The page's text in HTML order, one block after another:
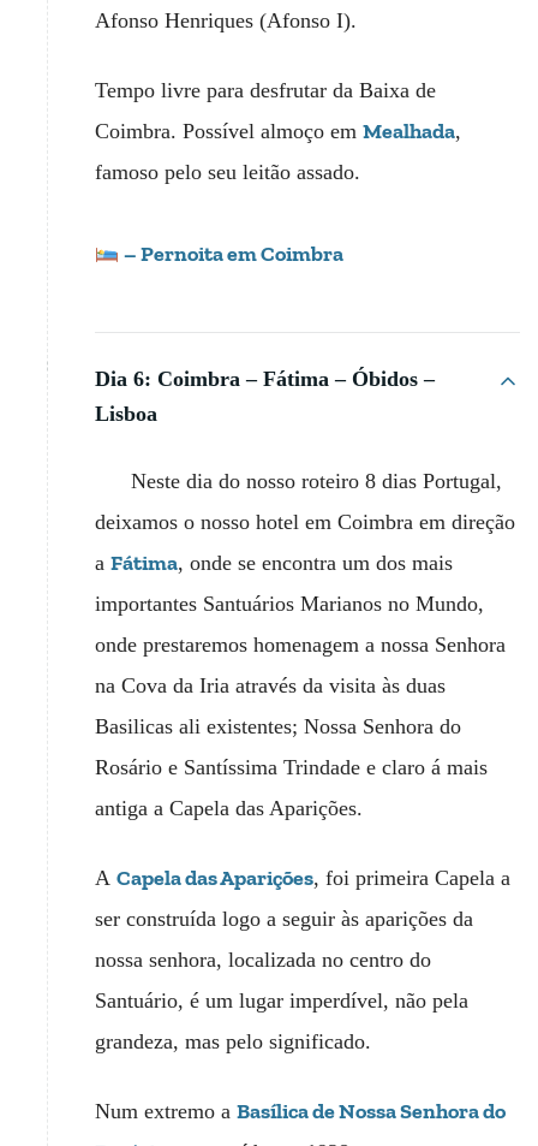
Afonso Henriques (Afonso I).
Tempo livre para desfrutar da Baixa de
Coimbra. Possível almoço em Mealhada,
famoso pelo seu leitão assado.
– Pernoita em Coimbra
Dia 6: Coimbra – Fátima – Óbidos –
Lisboa
Neste dia do nosso roteiro 8 dias Portugal,
deixamos o nosso hotel em Coimbra em direção
a Fátima, onde se encontra um dos mais
importantes Santuários Marianos no Mundo,
onde prestaremos homenagem a nossa Senhora
na Cova da Iria através da visita às duas
Basilicas ali existentes; Nossa Senhora do
Rosário e Santíssima Trindade e claro á mais
antiga a Capela das Aparições.
A Capela das Aparições, foi primeira Capela a
ser construída logo a seguir às aparições da
nossa senhora, localizada no centro do
Santuário, é um lugar imperdível, não pela
grandeza, mas pelo significado.
Num extremo a Basílica de Nossa Senhora do